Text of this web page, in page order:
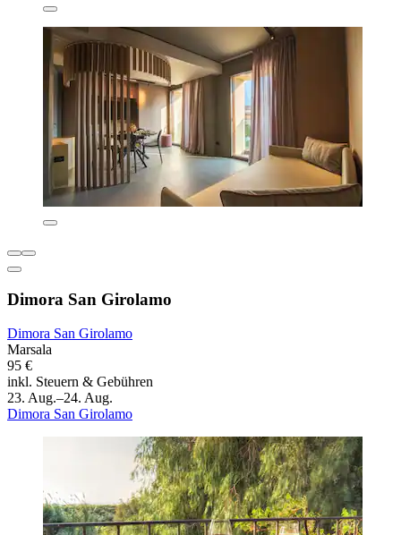
Dimora San Girolamo
Dimora San Girolamo
Marsala
95 €
inkl. Steuern & Gebühren
23. Aug.–24. Aug.
Dimora San Girolamo